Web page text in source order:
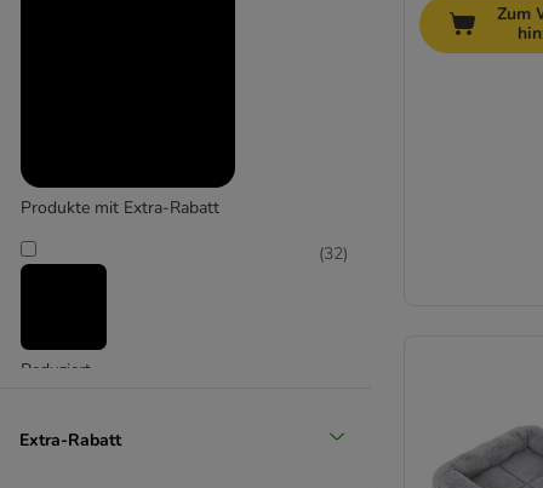
Extra-groß > 45 kg
Produkte mit Extra-Rabatt
Reduziert
(32)
Extra-Rabatt
Zum